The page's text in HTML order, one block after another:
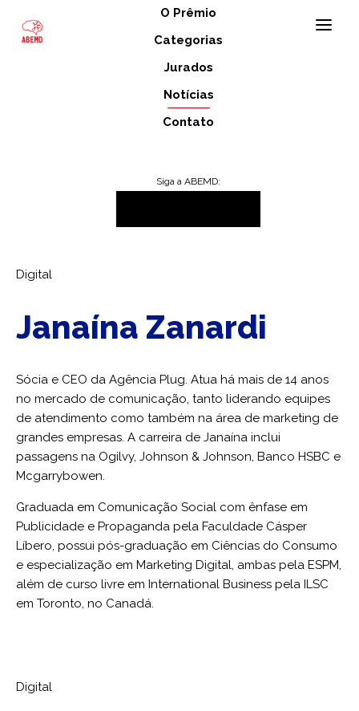
O Prêmio
Categorias
Jurados
Notícias
Contato
Siga a ABEMD:
Digital
Janaína Zanardi
Sócia e CEO da Agência Plug. Atua há mais de 14 anos
no mercado de comunicação, tanto liderando equipes
de atendimento como também na área de marketing de
grandes empresas. A carreira de Janaína inclui
passagens na Ogilvy, Johnson & Johnson, Banco HSBC e
Mcgarrybowen.
Graduada em Comunicação Social com ênfase em
Publicidade e Propaganda pela Faculdade Cásper
Líbero, possui pós-graduação em Ciências do Consumo
e especialização em Marketing Digital, ambas pela ESPM,
além de curso livre em International Business pela ILSC
em Toronto, no Canadá.
Digital